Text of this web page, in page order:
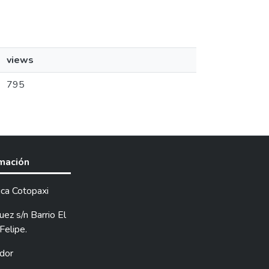
views
795
Cotopaxi
s/n Barrio El